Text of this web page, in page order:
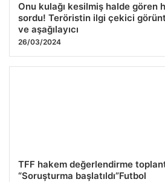
Onu kulağı kesilmiş halde gören
sordu! Teröristin ilgi çekici
ve aşağılayıcı
26/03/2024
TFF hakem değerlendirme
“Soruşturma başlatıldı”Futbol